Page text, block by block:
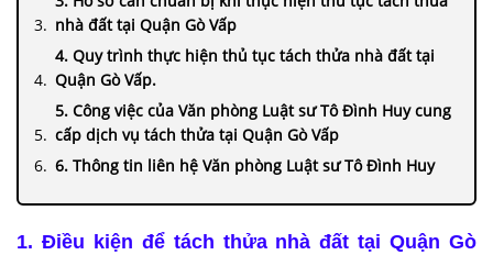
nhà đất tại Quận Gò Vấp
4. Quy trình thực hiện thủ tục tách thửa nhà đất tại
Quận Gò Vấp.
5. Công việc của Văn phòng Luật sư Tô Đình Huy cung
cấp dịch vụ tách thửa tại Quận Gò Vấp
6. Thông tin liên hệ Văn phòng Luật sư Tô Đình Huy
1. Điều kiện để tách thửa nhà đất tại Quận Gò